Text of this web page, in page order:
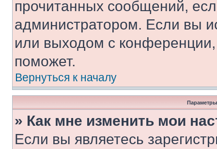
прочитанных сообщений,
администратором. Если вы
или выходом с
поможет.
Вернуться к началу
Параметры
» Как мне изменить мои
Если вы являетесь